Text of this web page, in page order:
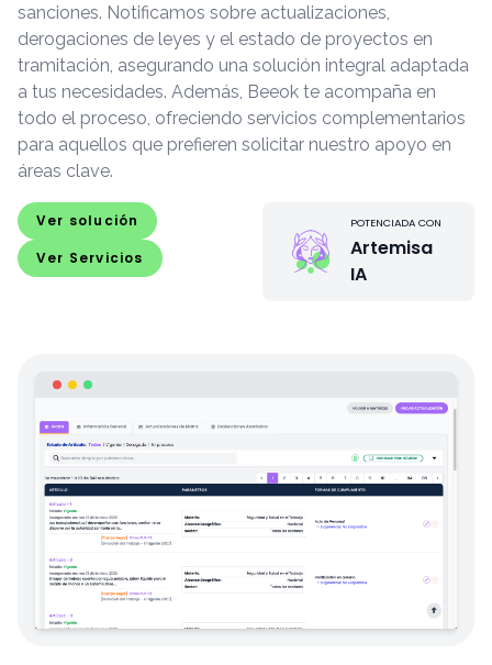
sanciones. Notificamos sobre actualizaciones,
derogaciones de leyes y el estado de proyectos en
tramitación, asegurando una solución integral adaptada
a tus necesidades. Además, Beeok te acompaña en
todo el proceso, ofreciendo servicios complementarios
para aquellos que prefieren solicitar nuestro apoyo en
áreas clave.
Ver solución
Ver Servicios
POTENCIADA CON
Artemisa
IA